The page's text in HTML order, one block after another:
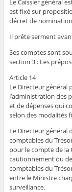
Le Caissier général
est fixé sur
décret de
Il prête serment
Ses comptes sont
section 3 : Les
Article 14
Le Directeur général
l’administration des
et de dépenses qui
selon des modalités
Le Directeur général
comptables du
pour le compte de la
cautionnement ou
comptables du
entre le Ministre
surveillance.